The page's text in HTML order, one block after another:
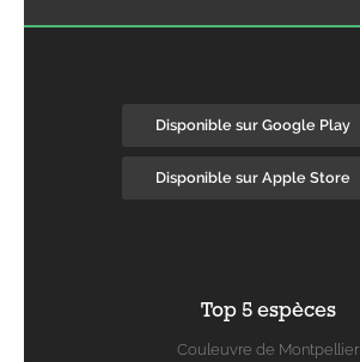
Disponible sur Google Play
Disponible sur Apple Store
Top 5 espèces
Couleuvre de Montpellier